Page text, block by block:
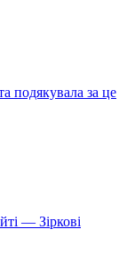
подякувала за це
— Зіркові